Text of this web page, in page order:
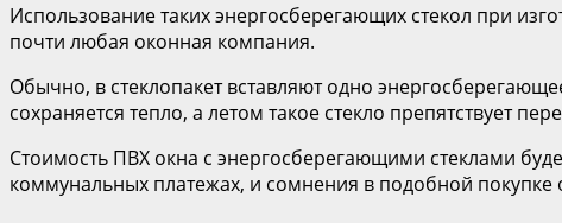
Использование таких энергосберегающих стекол при
почти любая оконная компания.
Обычно, в стеклопакет вставляют одно
сохраняется тепло, а летом такое стекло препятствует
Стоимость ПВХ окна с энергосберегающими стеклами
коммунальных платежах, и сомнения в подобной покупке